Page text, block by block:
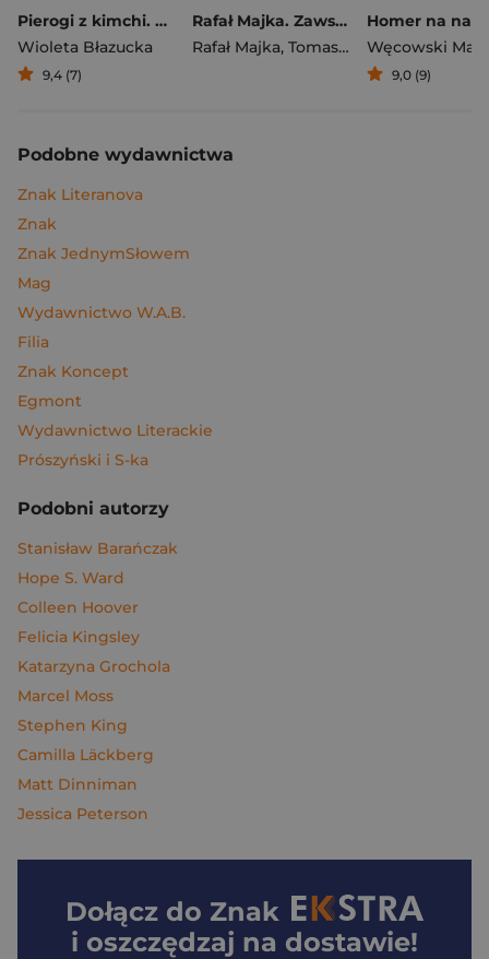
Pierogi z kimchi. Moje ulubione azjatyckie przepisy
Wioleta Błazucka
9,4 (7)
Rafał Majka. Zawsze z przodu. Rozmawia Tomasz Kalemba - książka z autografem
Rafał Majka, Tomasz Kalemba Węcowski
9,0 (9)
Podobne wydawnictwa
Znak Literanova
Znak
Znak JednymSłowem
Mag
Wydawnictwo W.A.B.
Filia
Znak Koncept
Egmont
Wydawnictwo Literackie
Prószyński i S-ka
Podobni autorzy
Stanisław Barańczak
Hope S. Ward
Colleen Hoover
Felicia Kingsley
Katarzyna Grochola
Marcel Moss
Stephen King
Camilla Läckberg
Matt Dinniman
Jessica Peterson
Dołącz do Znak
i oszczędzaj na dostawie!